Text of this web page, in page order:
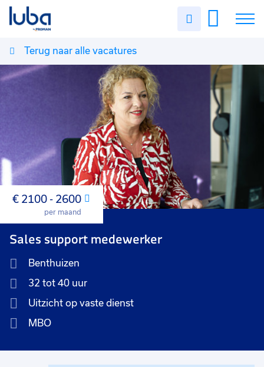
Uren
Vacatures
Voor werkgevers
Contact
Terug naar alle vacatures
Maand
€ 2100 - 2600
per maand
Sales support medewerker
Benthuizen
32 tot 40 uur
Uitzicht op vaste dienst
MBO